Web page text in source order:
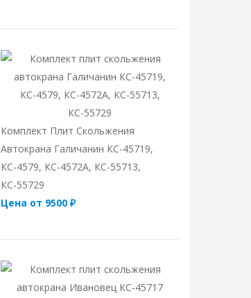
Комплект Плит Скольжения
Автокрана Галичанин КС-45719,
КС-4579, КС-4572А, КС-55713,
КС-55729
Цена от 9500 ₽